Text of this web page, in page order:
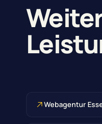
Webagentur